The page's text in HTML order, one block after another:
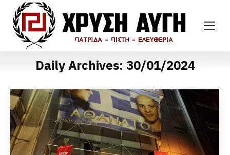
Daily Archives: 30/01/2024